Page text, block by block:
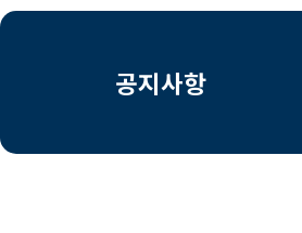
공지사항